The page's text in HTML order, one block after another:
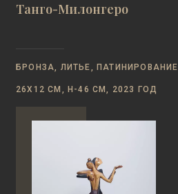
Танго-Милонгеро
БРОНЗА, ЛИТЬЕ, ПАТИНИРОВАНИЕ
26Х12 СМ, Н-46 СМ, 2023 ГОД